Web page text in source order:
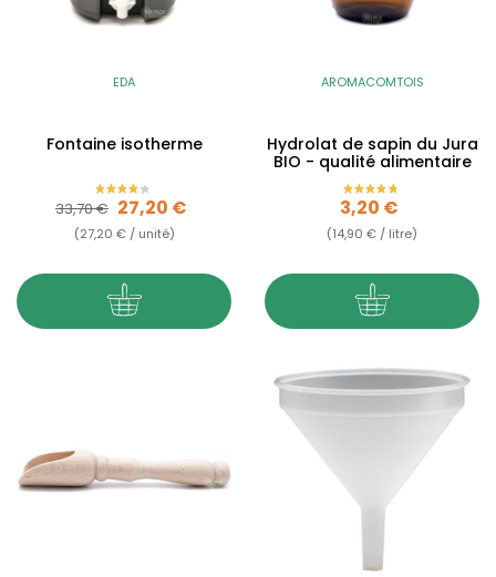
EDA
Fontaine isotherme
Prix de base
33,70 € Prix
27,20 €
(27,20 € / unité)
AROMACOMTOIS
Hydrolat de sapin du Jura
BIO - qualité alimentaire
Prix
3,20 €
(14,90 € / litre)